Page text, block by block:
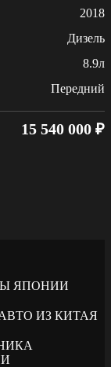
2018
Дизель
8.9л
Передний
15 540 000 ₽
ЯПОНИИ
ИЗ КИТАЯ